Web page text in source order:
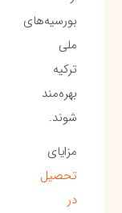
بورسیه‌های
ملی
ترکیه
بهره‌مند
شوند.
مزایای
تحصیل
در